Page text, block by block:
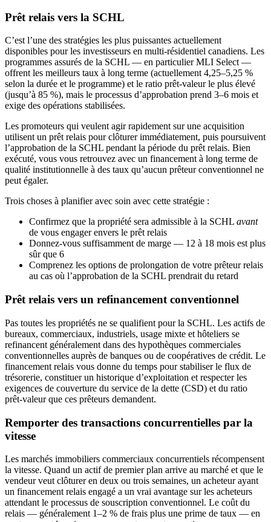
Prêt relais vers la SCHL
C’est l’une des stratégies les plus puissantes actuellement
disponibles pour les investisseurs en multi-résidentiel canadiens. Les
programmes assurés de la SCHL — en particulier MLI Select —
offrent les meilleurs taux à long terme (actuellement 4,25–5,25 %
selon la durée et le programme) et le ratio prêt-valeur le plus élevé
(jusqu’à 85 %), mais le processus d’approbation prend 3–6 mois et
exige des opérations stabilisées.
Les promoteurs qui veulent agir rapidement sur une acquisition
utilisent un prêt relais pour clôturer immédiatement, puis poursuivent
l’approbation de la SCHL pendant la période du prêt relais. Bien
exécuté, vous vous retrouvez avec un financement à long terme de
qualité institutionnelle à des taux qu’aucun prêteur conventionnel ne
peut égaler.
Trois choses à planifier avec soin avec cette stratégie :
Confirmez que la propriété sera admissible à la SCHL avant
de vous engager envers le prêt relais
Donnez-vous suffisamment de marge — 12 à 18 mois est plus
sûr que 6
Comprenez les options de prolongation de votre prêteur relais
au cas où l’approbation de la SCHL prendrait du retard
Prêt relais vers un refinancement conventionnel
Pas toutes les propriétés ne se qualifient pour la SCHL. Les actifs de
bureaux, commerciaux, industriels, usage mixte et hôteliers se
refinancent généralement dans des hypothèques commerciales
conventionnelles auprès de banques ou de coopératives de crédit. Le
financement relais vous donne du temps pour stabiliser le flux de
trésorerie, constituer un historique d’exploitation et respecter les
exigences de couverture du service de la dette (CSD) et du ratio
prêt-valeur que ces prêteurs demandent.
Remporter des transactions concurrentielles par la
vitesse
Les marchés immobiliers commerciaux concurrentiels récompensent
la vitesse. Quand un actif de premier plan arrive au marché et que le
vendeur veut clôturer en deux ou trois semaines, un acheteur ayant
un financement relais engagé a un vrai avantage sur les acheteurs
attendant le processus de souscription conventionnel. Le coût du
relais — généralement 1–2 % de frais plus une prime de taux — en